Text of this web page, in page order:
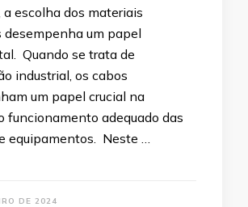
a escolha dos materiais
desempenha um papel
Quando se trata de
industrial, os cabos
um papel crucial na
funcionamento adequado das
equipamentos. Neste …
DE 2024